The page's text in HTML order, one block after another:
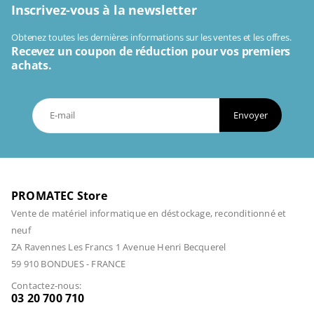
Inscrivez-vous à la newsletter
Obtenez toutes les dernières informations sur les ventes et les offres.
Recevez un coupon de réduction pour vos premiers
achats.
Envoyer
PROMATEC Store
Vente de matériel informatique en déstockage, reconditionné et
neuf
ZA Ravennes Les Francs 1 Avenue Henri Becquerel
59 910 BONDUES - FRANCE
Contactez-nous:
03 20 700 710